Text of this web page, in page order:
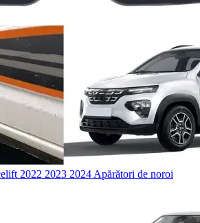
2022 2023 2024 Apărători de noroi